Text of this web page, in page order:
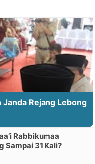
Janda Rejang Lebong
Rabbikumaa
Sampai 31 Kali?